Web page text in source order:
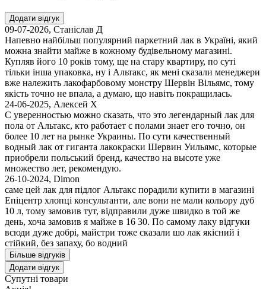
Додати відгук
09-07-2026, Станіслав Д
Напевно найбільш популярний паркетний лак в Україні, який
можна знайти майже в кожному будівельному магазині.
Купляв його 10 років тому, ще на стару квартиру, по суті
тільки інша упаковка, ну і Альтакс, як мені сказали менеджери
вже належить лакофарбовому монстру Шервін Вільямс, тому
якість точно не впала, а думаю, що навіть покращилась.
24-06-2025, Алексей Х
С уверенностью можно сказать, что это легендарный лак для
пола от Альтакс, кто работает с полами знает его точно, он
более 10 лет на рынке Украины. По сути качественный
водный лак от гиганта лакокраски Шервин Уильямс, которые
приобрели польський бренд, качество на высоте уже
множество лет, рекомендую.
26-10-2024, Dimon
саме цей лак для підлог Альтакс порадили купити в магазині
Епіцентр хлопці консультанти, але вони не мали кольору дуб
10 л, тому замовив тут, відправили дуже швидко в той же
день, хоча замовив я майже в 16 30. По самому лаку відгуки
всюди дуже добрі, майстри тоже сказали шо лак якісний і
стійкий, без запаху, бо водний
Більше відгуків
Додати відгук
Супутні товари